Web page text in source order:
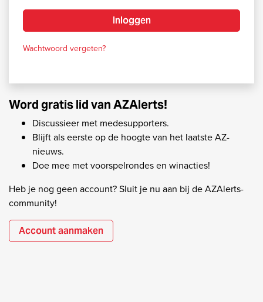
Inloggen
Wachtwoord vergeten?
Word gratis lid van AZAlerts!
Discussieer met medesupporters.
Blijft als eerste op de hoogte van het laatste AZ-
nieuws.
Doe mee met voorspelrondes en winacties!
Heb je nog geen account? Sluit je nu aan bij de AZAlerts-
community!
Account aanmaken